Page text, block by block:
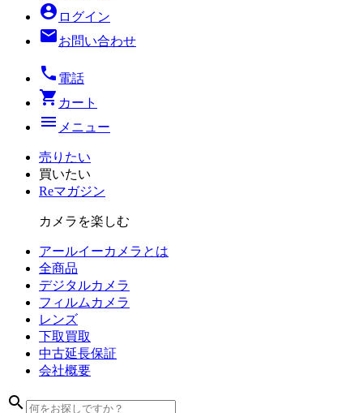
account_circle ログイン
mailお問い合わせ
local_phone 電話
shopping_cart カート
menu メニュー
売りたい
買いたい
Reマガジン
カメラを楽しむ
アールイーカメラとは
全商品
デジタルカメラ
フィルム カメラ
レンズ
下取買取
中古延長保証
会社概要
search